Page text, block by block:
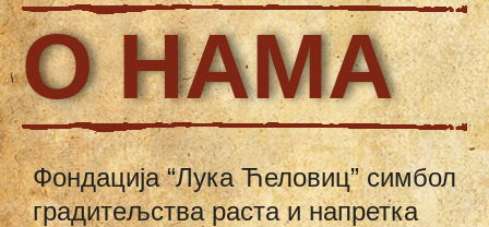
О НАМА
Фондација “Лука Ћеловиц” симбол
градитељства раста и напретка